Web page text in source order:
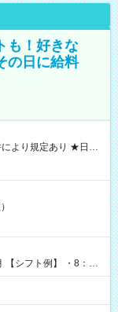
も！好きな
の日に給料
GET♪ お仕事後はコ
間】試